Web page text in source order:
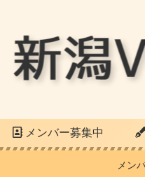
メンバー募集中
メン